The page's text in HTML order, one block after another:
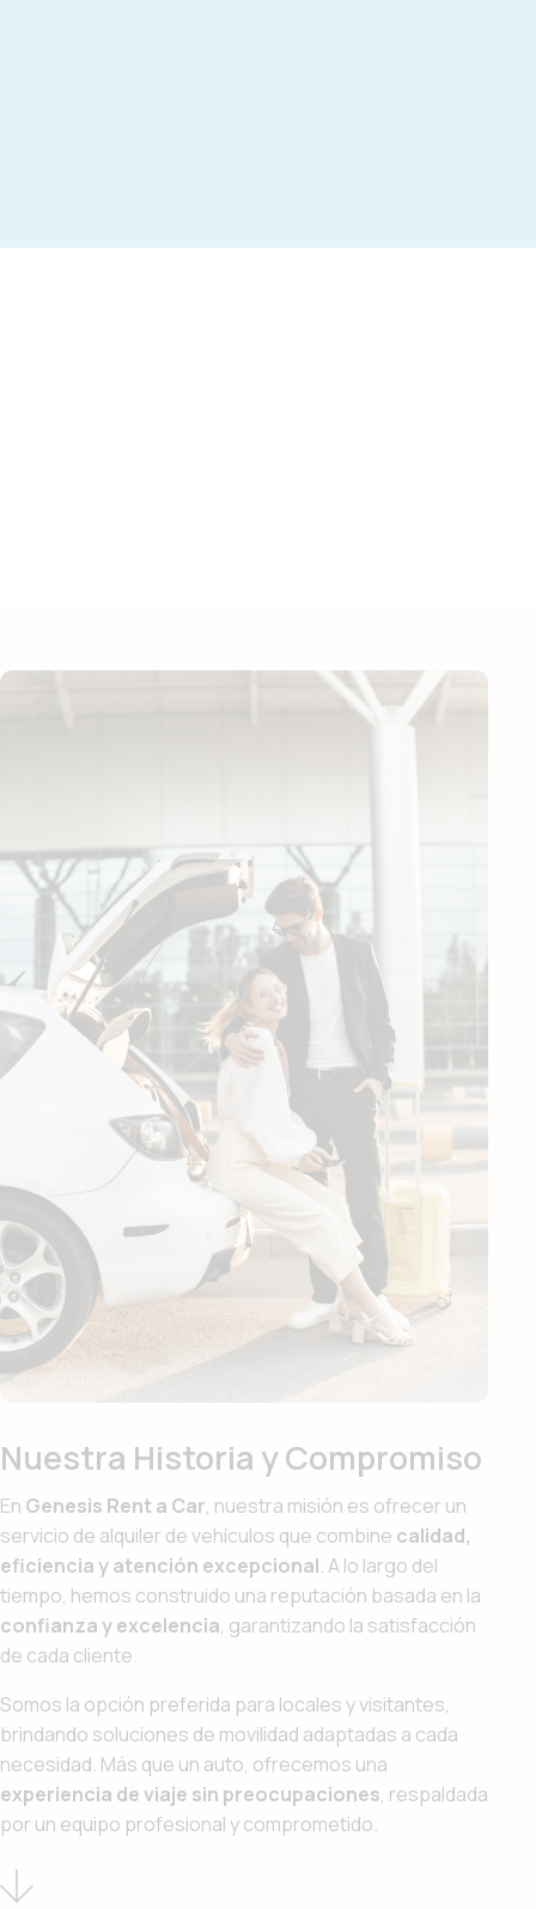
Nuestra Historia y Compromiso
En Genesis Rent a Car, nuestra misión es ofrecer un
servicio de alquiler de vehículos que combine calidad,
eficiencia y atención excepcional. A lo largo del
tiempo, hemos construido una reputación basada en la
confianza y excelencia, garantizando la satisfacción
de cada cliente.
Somos la opción preferida para locales y visitantes,
brindando soluciones de movilidad adaptadas a cada
necesidad. Más que un auto, ofrecemos una
experiencia de viaje sin preocupaciones, respaldada
por un equipo profesional y comprometido.